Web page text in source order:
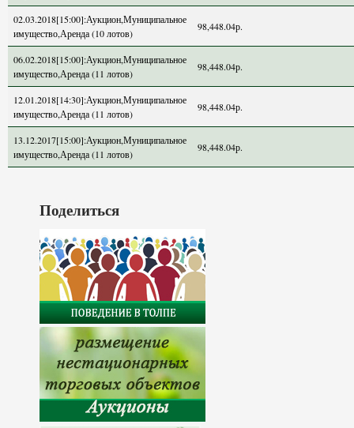
02.03.2018[15:00]:Аукцион,Муниципальное
имущество,Аренда (10 лотов)
98,448.04р.
06.02.2018[15:00]:Аукцион,Муниципальное
имущество,Аренда (11 лотов)
98,448.04р.
12.01.2018[14:30]:Аукцион,Муниципальное
имущество,Аренда (11 лотов)
98,448.04р.
13.12.2017[15:00]:Аукцион,Муниципальное
имущество,Аренда (11 лотов)
98,448.04р.
Поделиться